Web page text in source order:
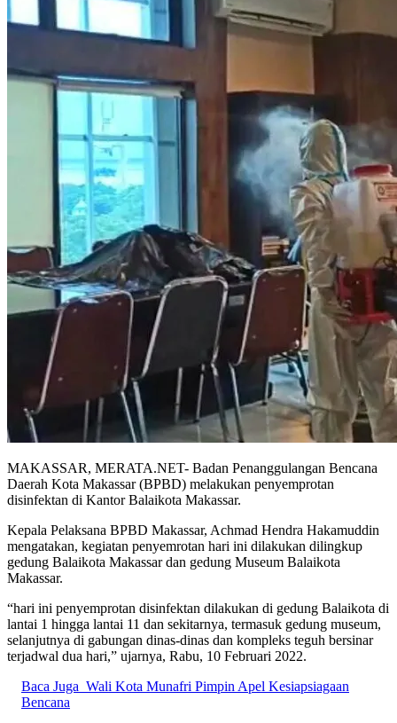
MAKASSAR, MERATA.NET- Badan Penanggulangan Bencana
Daerah Kota Makassar (BPBD) melakukan penyemprotan
disinfektan di Kantor Balaikota Makassar.
Kepala Pelaksana BPBD Makassar, Achmad Hendra Hakamuddin
mengatakan, kegiatan penyemrotan hari ini dilakukan dilingkup
gedung Balaikota Makassar dan gedung Museum Balaikota
Makassar.
“hari ini penyemprotan disinfektan dilakukan di gedung Balaikota di
lantai 1 hingga lantai 11 dan sekitarnya, termasuk gedung museum,
selanjutnya di gabungan dinas-dinas dan kompleks teguh bersinar
terjadwal dua hari,” ujarnya, Rabu, 10 Februari 2022.
Baca Juga Wali Kota Munafri Pimpin Apel Kesiapsiagaan
Bencana